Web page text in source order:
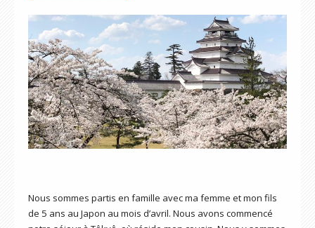
Nous sommes partis en famille avec ma femme et mon fils
de 5 ans au Japon au mois d’avril. Nous avons commencé